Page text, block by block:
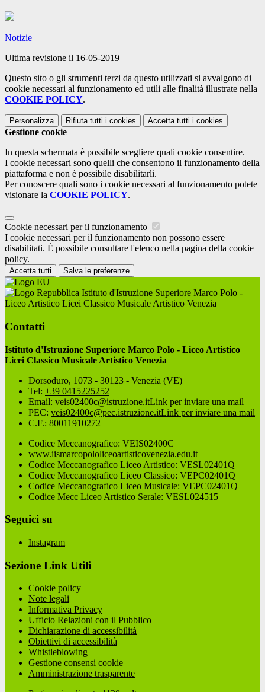
Notizie
Ultima revisione il 16-05-2019
Questo sito o gli strumenti terzi da questo utilizzati si avvalgono di
cookie necessari al funzionamento ed utili alle finalità illustrate nella
COOKIE POLICY.
Personalizza Rifiuta tutti i cookies Accetta tutti i cookies
Gestione cookie
In questa schermata è possibile scegliere quali cookie consentire.
I cookie necessari sono quelli che consentono il funzionamento della
piattaforma e non è possibile disabilitarli.
Per conoscere quali sono i cookie necessari al funzionamento potete
visionare la COOKIE POLICY.
Cookie necessari per il funzionamento
I cookie necessari per il funzionamento non possono essere
disabilitati. È possibile consultare l'elenco nella pagina della cookie
policy.
Accetta tutti Salva le preferenze
Istituto d'Istruzione Superiore Marco Polo -
Liceo Artistico Licei Classico Musicale Artistico Venezia
Contatti
Istituto d'Istruzione Superiore Marco Polo - Liceo Artistico
Licei Classico Musicale Artistico Venezia
Dorsoduro, 1073 - 30123 - Venezia (VE)
Tel: +39 0415225252
Email: veis02400c@istruzione.itLink per inviare una mail
PEC: veis02400c@pec.istruzione.itLink per inviare una mail
C.F.: 80011910272
Codice Meccanografico: VEIS02400C
www.iismarcopololiceoartisticovenezia.edu.it
Codice Meccanografico Liceo Artistico: VESL02401Q
Codice Meccanografico Liceo Classico: VEPC02401Q
Codice Meccanografico Liceo Musicale: VEPC02401Q
Codice Mecc Liceo Artistico Serale: VESL024515
Seguici su
Instagram
Sezione Link Utili
Cookie policy
Note legali
Informativa Privacy
Ufficio Relazioni con il Pubblico
Dichiarazione di accessibilità
Obiettivi di accessibilità
Whistleblowing
Gestione consensi cookie
Amministrazione trasparente